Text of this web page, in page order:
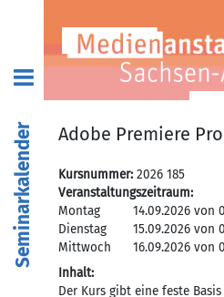
Seminarkalender Adobe Premiere
Kursnummer: 2026 185
Veranstaltungszeitraum:
Montag
14.09.2026 von
Dienstag
15.09.2026 von
Mittwoch
16.09.2026 von
Inhalt:
Der Kurs gibt eine feste